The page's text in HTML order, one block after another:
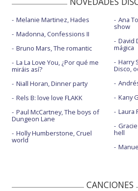
Melanie Martinez, Hades
Madonna, Confessions II
Bruno Mars, The romantic
La La Love You, ¿Por qué me
miráis así?
Niall Horan, Dinner party
Rels B: love love FLAKK
Paul McCartney, The boys of
Dungeon Lane
Holly Humberstone, Cruel
world
Ana
show
David
mágica
Harry
Disco,
Kany
Laura
hell
CANCIONES